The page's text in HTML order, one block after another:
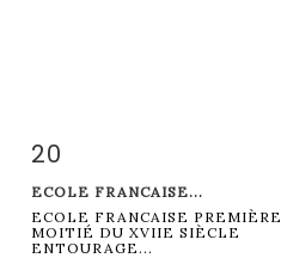
Fiche détaillée
20
ECOLE FRANCAISE...
ECOLE FRANCAISE PREMIÈRE
MOITIÉ DU XVIIE SIÈCLE
ENTOURAGE...